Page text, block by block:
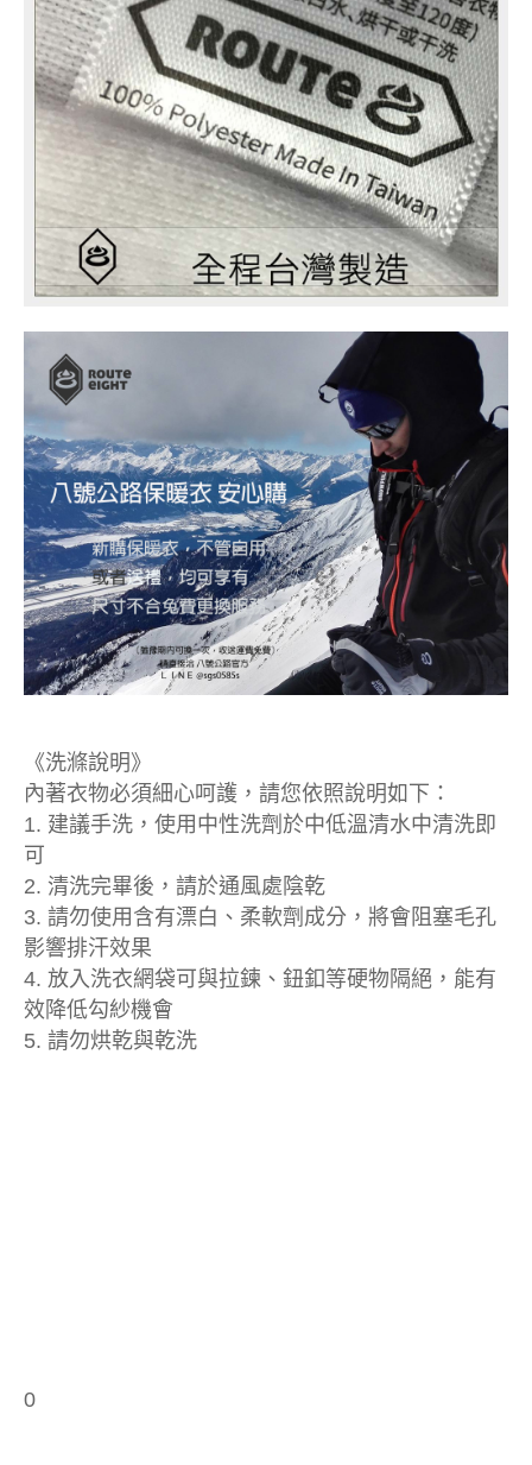
《洗滌說明》
內著衣物必須細心呵護，請您依照說明如下：
1. 建議手洗，使用中性洗劑於中低溫清水中清洗即
可
2. 清洗完畢後，請於通風處陰乾
3. 請勿使用含有漂白、柔軟劑成分，將會阻塞毛孔
影響排汗效果
4. 放入洗衣網袋可與拉鍊、鈕釦等硬物隔絕，能有
效降低勾紗機會
5. 請勿烘乾與乾洗
0